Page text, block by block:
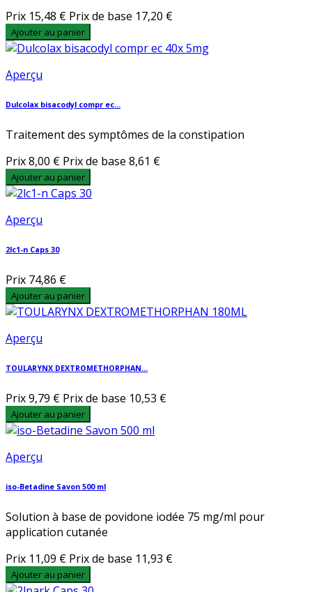
Prix 15,48 € Prix de base 17,20 €
Ajouter au panier
Aperçu
Dulcolax bisacodyl compr ec...
Traitement des symptômes de la constipation
Prix8,00 € Prix de base 8,61 €
Ajouter au panier
Aperçu
2lc1-n Caps 30
Prix 74,86 €
Ajouter au panier
Aperçu
TOULARYNX DEXTROMETHORPHAN...
Prix9,79 € Prix de base 10,53 €
Ajouter au panier
Aperçu
iso-Betadine Savon 500 ml
Solution à base de povidone iodée 75 mg/ml pour
application cutanée
Prix 11,09 € Prix de base 11,93 €
Ajouter au panier